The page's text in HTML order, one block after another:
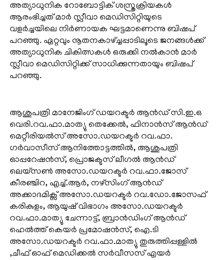
അത്യാധുനിക റോബോട്ടിക് ശസ്ത്രക്രിയകൾ
ആരംഭിച്ചത് മാർ സ്ലീവാ മെഡിസിറ്റിയുടെ
വളർച്ചയിലെ നിർണായക ഘട്ടമാണെന്നു ബിഷപ്
പറഞ്ഞു. ഏറ്റവും നൂതനകാഴ്ച്ചപ്പാടിലൂടെ ജനങ്ങൾക്ക്
അത്യാധുനിക ചികിത്സകൾ ഒരുക്കി നൽകാൻ മാർ
സ്ലീവാ മെഡിസിറ്റിക്ക് സാധിക്കുന്നതായും ബിഷപ്
പറഞ്ഞു.
ആശുപത്രി മാനേജിം​ഗ് ഡയറക്ടർ ആൻഡ് സി.ഇ.ഒ
വെരി.റവ.ഫാ.മാത്യു തെക്കേൽ, ഫിനാൻസ് ആൻഡ്
മെറ്റീരിയൽസ് അസോ.ഡയറക്ടർ റവ.ഫാ.​
ഗർവാസീസ് ആനിത്തോട്ടത്തിൽ, ആശുപത്രി
ഓപ്പറേഷൻസ്, പ്രൊജക്ടസ് ലീ​ഗൽ ആൻഡ്
ലെയ്സൺ അസോ.ഡയറക്ടർ റവ.ഫാ.ജോസ്
കീരഞ്ചിറ, എച്ച്.ആർ, നഴ്സിം​ഗ് ആൻഡ്
അക്കാദമിക്സ് അസോ.ഡയറക്ടർ റവ.ഡോ.ജോസഫ്
കരികുളം, ആയുഷ് വിഭാ​ഗം അസോ.ഡയറക്ടർ
റവ.ഫാ.മാത്യു ചേന്നാട്ട്, ബ്രാൻഡിം​ഗ് ആൻഡ്
ഹെൽത്ത് കെയർ പ്രമോഷൻസ്, ഐ.ടി
അസോ.ഡയറക്ടർ റവ.ഫാ.മാത്യു തുരുത്തിപ്പള്ളിൽ
,ചീഫ് ഓഫ് മെഡിക്കൽ സർവീസസ് എയർ